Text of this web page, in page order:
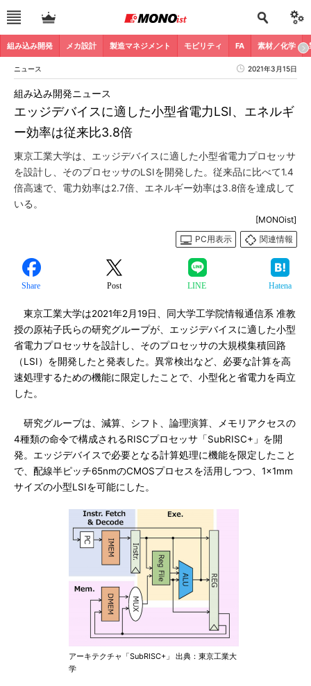
組み込み開発 メカ設計 製造マネジメント モビリティ FA 素材／化学
ニュース 2021年3月15日
エッジデバイスに適した小型省電力LSI、エネルギ
ー効率は従来比3.8倍
組み込み開発ニュース
東京工業大学は、エッジデバイスに適した小型省電力プロセッサ
を設計し、そのプロセッサのLSIを開発した。従来品に比べて1.4
倍高速で、電力効率は2.7倍、エネルギー効率は3.8倍を達成して
いる。
[MONOist]
PC用表示
関連情報
Share Post LINE Hatena
東京工業大学は2021年2月19日、同大学工学院情報通信系 准教
授の原祐子氏らの研究グループが、エッジデバイスに適した小型
省電力プロセッサを設計し、そのプロセッサの大規模集積回路
（LSI）を開発したと発表した。異常検出など、必要な計算を高
速処理するための機能に限定したことで、小型化と省電力を両立
した。
研究グループは、減算、シフト、論理演算、メモリアクセスの
4種類の命令で構成されるRISCプロセッサ「SubRISC+」を開
発。エッジデバイスで必要となる計算処理に機能を限定したこと
で、配線半ピッチ65nmのCMOSプロセスを活用しつつ、1×1mm
サイズの小型LSIを可能にした。
アーキテクチャ「SubRISC+」 出典：東京工業大
学